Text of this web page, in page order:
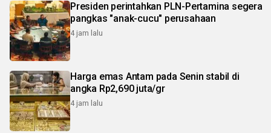
Presiden perintahkan PLN-Pertamina segera
pangkas "anak-cucu" perusahaan
4 jam lalu
Harga emas Antam pada Senin stabil di
angka Rp2,690 juta/gr
4 jam lalu